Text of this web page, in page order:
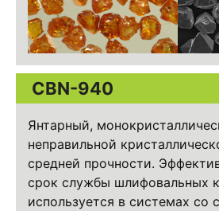
CBN-940
Янтарный,
неправильной
средней прочности.
срок службы шлифовальных
используется в системах со